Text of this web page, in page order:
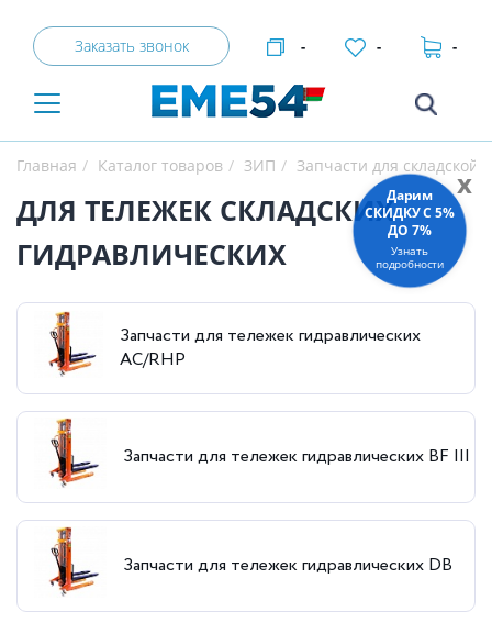
Заказать звонок - - -
Главная Каталог товаров ЗИП Запчасти для складской
ДЛЯ ТЕЛЕЖЕК СКЛАДСКИХ
ГИДРАВЛИЧЕСКИХ
Запчасти для тележек гидравлических
AC/RHP
Запчасти для тележек гидравлических BF III
Запчасти для тележек гидравлических DB
x
Дарим
СКИДКУ C 5%
ДО 7%
Узнать
подробности